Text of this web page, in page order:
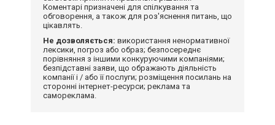
Коментарі призначені для спілкування та
обговорення, а також для роз'яснення питань, що
цікавлять.
Не дозволяється: використання ненормативної
лексики, погроз або образ; безпосереднє
порівняння з іншими конкуруючими компаніями;
безпідставні заяви, що ображають діяльність
компанії і / або її послуги; розміщення посилань на
сторонні інтернет-ресурси; реклама та
самореклама.